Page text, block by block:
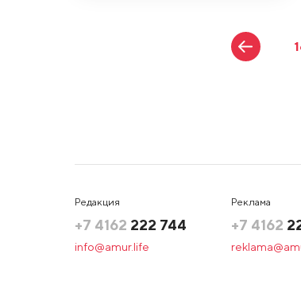
Редакция
+7 4162 222 744
info@amur.life
Реклама
+7 4162